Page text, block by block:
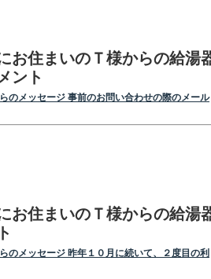
お住まいのＴ様からの給湯
ント
のメッセージ 事前のお問い合わせの際のメール
お住まいのＴ様からの給湯
のメッセージ 昨年１０月に続いて、２度目の利